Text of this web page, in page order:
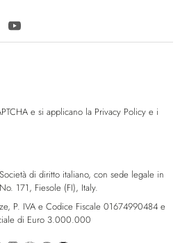
e si applicano la Privacy Policy e i
di diritto italiano, con sede legale in
171, Fiesole (FI), Italy.
P. IVA e Codice Fiscale 01674990484 e
di Euro 3.000.000